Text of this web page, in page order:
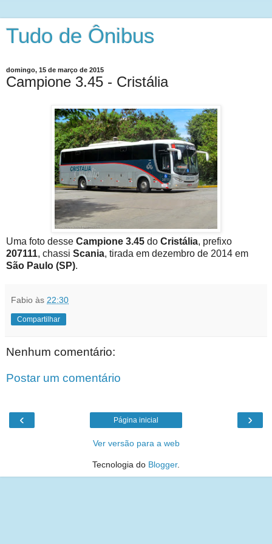
Tudo de Ônibus
domingo, 15 de março de 2015
Campione 3.45 - Cristália
Uma foto desse Campione 3.45 do Cristália, prefixo
207111, chassi Scania, tirada em dezembro de 2014 em
São Paulo (SP).
Fabio às 22:30
Compartilhar
Nenhum comentário:
Postar um comentário
‹ ›
Página inicial
Ver versão para a web
Tecnologia do Blogger.